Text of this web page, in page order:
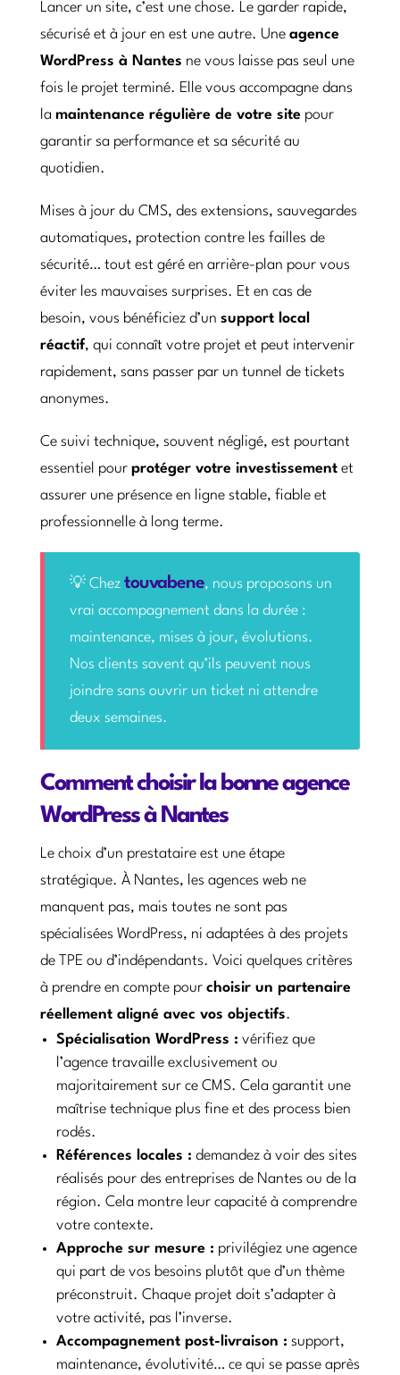
Lancer un site, c’est une chose. Le garder rapide,
sécurisé et à jour en est une autre. Une agence
WordPress à Nantes ne vous laisse pas seul une
fois le projet terminé. Elle vous accompagne dans
la maintenance régulière de votre site pour
garantir sa performance et sa sécurité au
quotidien.
Mises à jour du CMS, des extensions, sauvegardes
automatiques, protection contre les failles de
sécurité… tout est géré en arrière-plan pour vous
éviter les mauvaises surprises. Et en cas de
besoin, vous bénéficiez d’un support local
réactif, qui connaît votre projet et peut intervenir
rapidement, sans passer par un tunnel de tickets
anonymes.
Ce suivi technique, souvent négligé, est pourtant
essentiel pour protéger votre investissementet
assurer une présence en ligne stable, fiable et
professionnelle à long terme.
💡 Chez touvabene, nous proposons un
vrai accompagnement dans la durée :
maintenance, mises à jour, évolutions.
Nos clients savent qu’ils peuvent nous
joindre sans ouvrir un ticket ni attendre
deux semaines.
Comment choisir la bonne agence
WordPress à Nantes
Le choix d’un prestataire est une étape
stratégique. À Nantes, les agences web ne
manquent pas, mais toutes ne sont pas
spécialisées WordPress, ni adaptées à des projets
de TPE ou d’indépendants. Voici quelques critères
à prendre en compte pour choisir un partenaire
réellement aligné avec vos objectifs.
Spécialisation WordPress : vérifiez que
l’agence travaille exclusivement ou
majoritairement sur ce CMS. Cela garantit une
maîtrise technique plus fine et des process bien
rodés.
Références locales : demandez à voir des sites
réalisés pour des entreprises de Nantes ou de la
région. Cela montre leur capacité à comprendre
votre contexte.
Approche sur mesure : privilégiez une agence
qui part de vos besoins plutôt que d’un thème
préconstruit. Chaque projet doit s’adapter à
votre activité, pas l’inverse.
Accompagnement post-livraison : support,
maintenance, évolutivité… ce qui se passe après